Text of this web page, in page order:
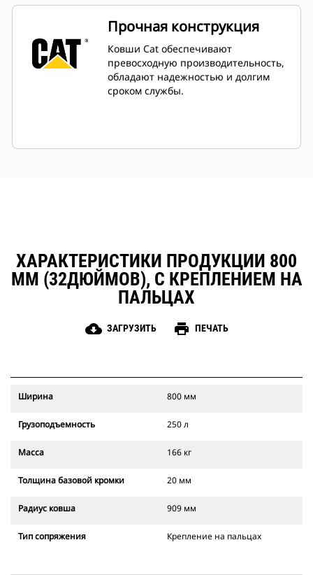
Прочная конструкция
Ковши Cat обеспечивают
превосходную производительность,
обладают надежностью и долгим
сроком службы.
ХАРАКТЕРИСТИКИ ПРОДУКЦИИ 800
ММ (32ДЮЙМОВ), С КРЕПЛЕНИЕМ НА
ПАЛЬЦАХ
cloud_download ЗАГРУЗИТЬ print ПЕЧАТЬ
Ширина 800 мм
Грузоподъемность 250 л
Масса 166 кг
Толщина базовой кромки 20 мм
Радиус ковша 909 мм
Тип сопряжения Крепление на пальцах